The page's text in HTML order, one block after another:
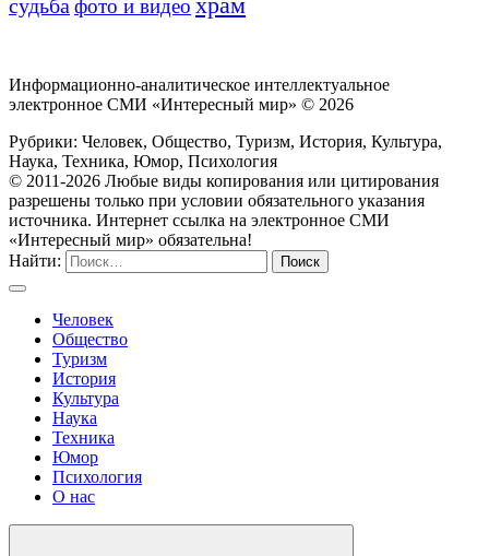
судьба фото и видео
Информационно-аналитическое интеллектуальное
электронное СМИ «Интересный мир» © 2026
Рубрики: Человек, Общество, Туризм, История, Культура,
Наука, Техника, Юмор, Психология
© 2011-2026 Любые виды копирования или цитирования
разрешены только при условии обязательного указания
источника. Интернет ссылка на электронное СМИ
«Интересный мир» обязательна!
Найти:
Человек
Общество
Туризм
История
Культура
Наука
Техника
Юмор
Психология
О нас